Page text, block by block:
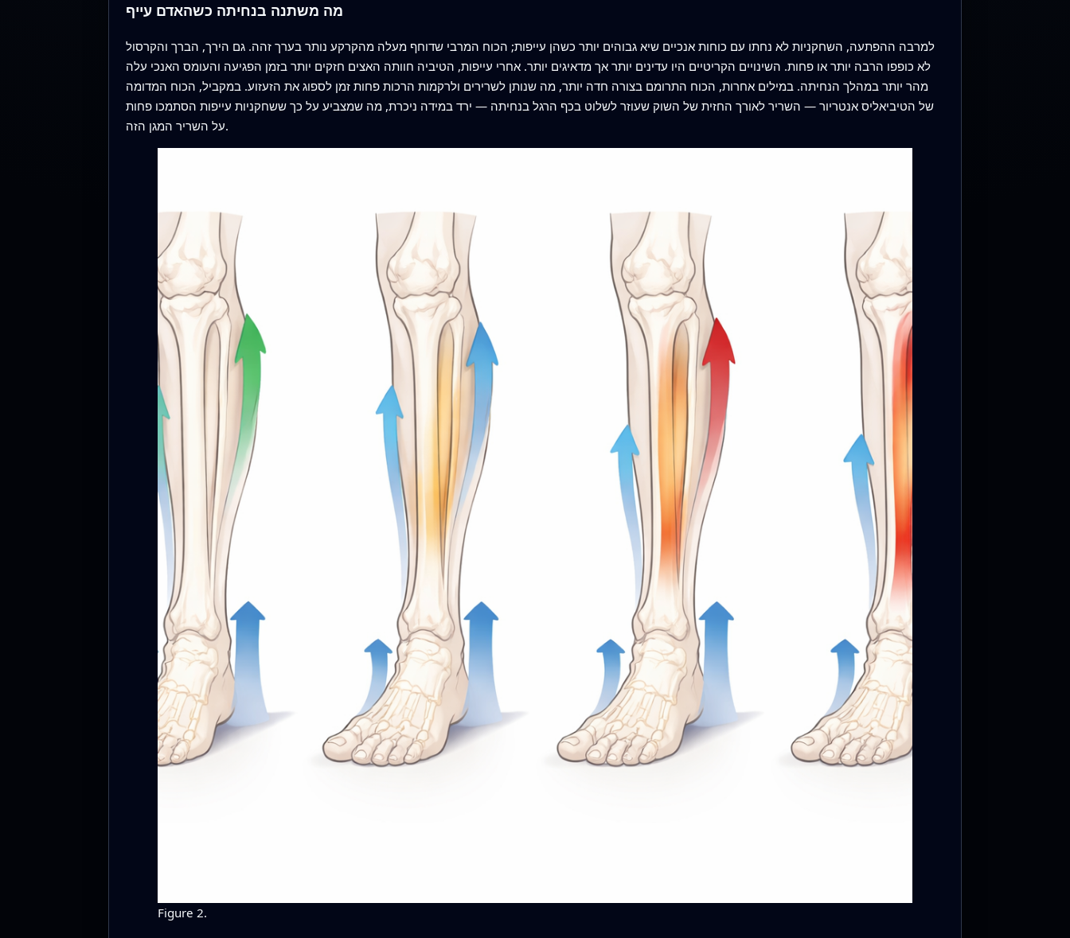
מה משתנה בנחיתה כשהאדם עייף
למרבה ההפתעה, השחקניות לא נחתו עם כוחות אנכיים שיא גבוהים יותר כשהן עייפות; הכוח המרבי שדוחף מעלה מהקרקע נותר בערך זהה. גם הירך, הברך והקרסול
לא כופפו הרבה יותר או פחות. השינויים הקריטיים היו עדינים יותר אך מדאיגים יותר. אחרי עייפות, הטיביה חוותה האצים חזקים יותר בזמן הפגיעה והעומס האנכי עלה
מהר יותר במהלך הנחיתה. במילים אחרות, הכוח התרומם בצורה חדה יותר, מה שנותן לשרירים ולרקמות הרכות פחות זמן לספוג את הזעזוע. במקביל, הכוח המדומה
של הטיביאליס אנטריור — השריר לאורך החזית של השוק שעוזר לשלוט בכף הרגל בנחיתה — ירד במידה ניכרת, מה שמצביע על כך ששחקניות עייפות הסתמכו פחות
על השריר המגן הזה.
Figure 2.